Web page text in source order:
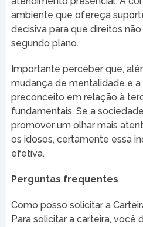
ambiente que ofereça
decisiva para que direitos
segundo plano.
Importante perceber que,
mudança de mentalidade e a
preconceito em relação à
fundamentais. Se a
promover um olhar mais
os idosos, certamente essa
efetiva.
Perguntas frequentes
Como posso solicitar a
Para solicitar a carteira, você